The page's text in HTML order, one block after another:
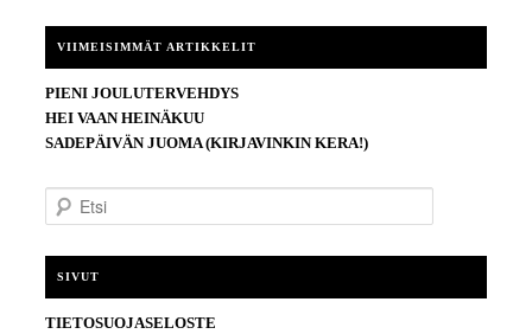
VIIMEISIMMÄT ARTIKKELIT
PIENI JOULUTERVEHDYS
HEI VAAN HEINÄKUU
SADEPÄIVÄN JUOMA (KIRJAVINKIN KERA!)
t
SIVUT
TIETOSUOJASELOSTE